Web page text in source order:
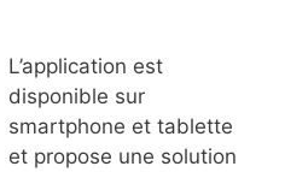
L’application est
disponible sur
smartphone et tablette
et propose une solution